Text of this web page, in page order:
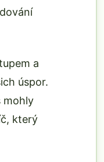
a
úspor.
mohly
který